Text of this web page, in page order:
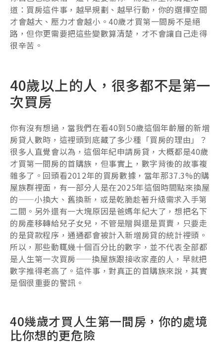
道：買房這件事，越早規劃、越早行動，你的選擇空間
才會越大、壓力才會越小。40歲才買第一間房不是絕
路，但你更需要把這些變數算清楚，才不會讓自己走得
很辛苦。
40歲以上的人，很多都不是第一
次買房
你有沒有想過，當我們在看40到50歲這個年齡層的新增
房貸人數時，這裡頭到底藏了多少種「買房的理由」？
很多人直覺會以為，這個年紀申請房貸，大概都是40歲
才買第一間房的首購族，但事實上，數字背後的故事複
雜多了。回頭看2012年的買房數據，當年那37.3%的購
屋族群裡面，有一部分人是在2025年這個時間點來換屋
的——小換大、舊換新，或是乾脆趁著升級需求入手第
二間。另外還有一大塊原因是爸媽年紀大了，想把名下
的房產移轉給兒子女兒，不管是贈與還是買賣，只要走
的是貸款程序，通通都會被計入新增房貸的統計裡頭。
所以，那些動輒幾十個百分比的數字，並不代表全部都
是人生第一次買房——換屋族跟接收家產的人，早就把
數字推得老高了。這件事，對真正的首購族來說，其實
是個很重要的警訊。
40幾歲才買人生第一間房，你的處境
比你想的更危險